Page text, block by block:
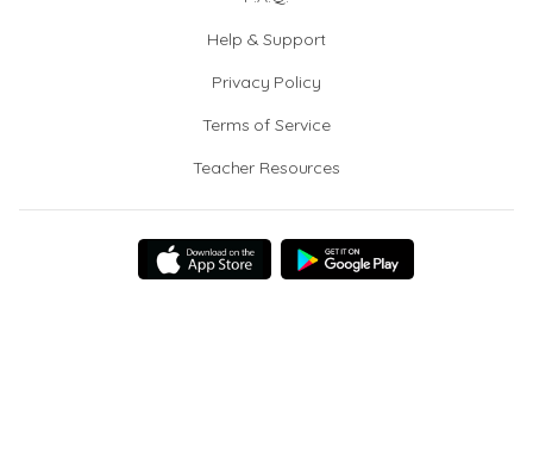
Help & Support
Privacy Policy
Terms of Service
Teacher Resources